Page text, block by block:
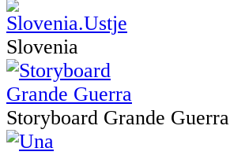
Slovenia
Storyboard Grande Guerra